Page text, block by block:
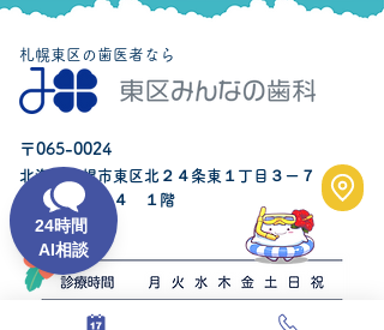
24時間
AI相談
札幌東区の歯医者なら
〒065-0024
北海道札幌市東区北２４条東１丁目３ー７
ケアメゾン２４ １階